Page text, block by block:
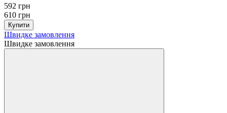
592 грн
610 грн
Купити
Швидке замовлення
Швидке замовлення